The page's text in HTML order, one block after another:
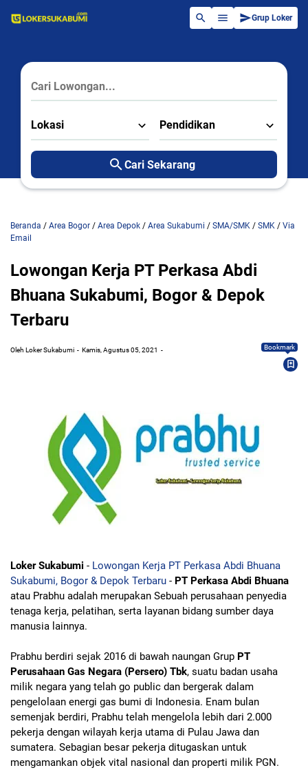
Grup Loker
Lokasi Pendidikan
Cari Sekarang
Beranda / Area Bogor / Area Depok / Area Sukabumi / SMA/SMK / SMK / Via
Email
Lowongan Kerja PT Perkasa Abdi
Bhuana Sukabumi, Bogor & Depok
Terbaru
Oleh Loker Sukabumi Kamis, Agustus 05, 2021 Bookmark
Loker Sukabumi - Lowongan Kerja PT Perkasa Abdi Bhuana
Sukabumi, Bogor & Depok Terbaru - PT Perkasa Abdi Bhuana
atau Prabhu adalah merupakan Sebuah perusahaan penyedia
tenaga kerja, pelatihan, serta layanan bidang sumber daya
manusia lainnya.
Prabhu berdiri sejak 2016 di bawah naungan Grup PT
Perusahaan Gas Negara (Persero) Tbk, suatu badan usaha
milik negara yang telah go public dan bergerak dalam
pengelolaan energi gas bumi di Indonesia. Enam bulan
semenjak berdiri, Prabhu telah mengelola lebih dari 2.000
pekerja dengan wilayah kerja utama di Pulau Jawa dan
sumatera. Sebagian besar pekerja ditugaskan untuk
mengamankan objek vital nasional dan properti milik PGN.